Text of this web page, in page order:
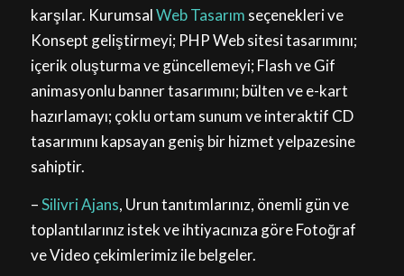
karşılar. KurumsalWeb Tasarım seçenekleri ve
Konsept geliştirmeyi; PHP Web sitesi tasarımını;
içerik oluşturma ve güncellemeyi; Flash ve Gif
animasyonlu banner tasarımını; bülten ve e-kart
hazırlamayı; çoklu ortam sunum ve interaktif CD
tasarımını kapsayan geniş bir hizmet yelpazesine
sahiptir.
–Silivri Ajans, Urun tanıtımlarınız, önemli gün ve
toplantılarınız istek ve ihtiyacınıza göre Fotoğraf
ve Video çekimlerimiz ile belgeler.